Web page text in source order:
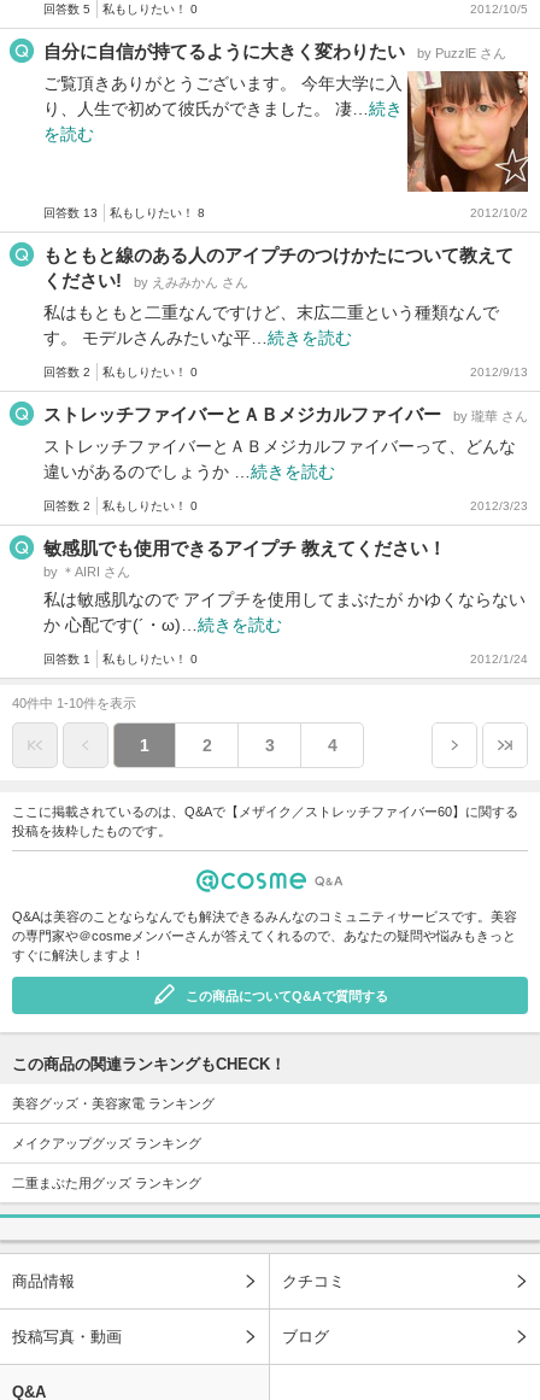
回答数 5 私もしりたい！ 0 2012/10/5
自分に自信が持てるように大きく変わりたい by PuzzlE さん
ご覧頂きありがとうございます。 今年大学に入
り、人生で初めて彼氏ができました。 凄… 続き
を読む
回答数 13 私もしりたい！ 8 2012/10/2
もともと線のある人のアイプチのつけかたについて教えて
ください!
by えみみかん さん
私はもともと二重なんですけど、末広二重という種類なんで
す。 モデルさんみたいな平… 続きを読む
回答数 2 私もしりたい！ 0 2012/9/13
ストレッチファイバーとＡＢメジカルファイバー by 瓏華 さん
ストレッチファイバーとＡＢメジカルファイバーって、どんな
違いがあるのでしょうか … 続きを読む
回答数 2 私もしりたい！ 0 2012/3/23
敏感肌でも使用できるアイプチ 教えてください！
by ＊AIRI さん
私は敏感肌なので アイプチを使用してまぶたが かゆくならない
か 心配です(´・ω)… 続きを読む
回答数 1 私もしりたい！ 0 2012/1/24
40件中 1-10件を表示
1 2 3 4
ここに掲載されているのは、Q&Aで【メザイク／ストレッチファイバー60】に関する
投稿を抜粋したものです。
Q&Aは美容のことならなんでも解決できるみんなのコミュニティサービスです。美容
の専門家や＠cosmeメンバーさんが答えてくれるので、あなたの疑問や悩みもきっと
すぐに解決しますよ！
この商品についてQ&Aで質問する
この商品の関連ランキングもCHECK！
美容グッズ・美容家電 ランキング
メイクアップグッズ ランキング
二重まぶた用グッズ ランキング
商品情報 クチコミ
投稿写真・動画 ブログ
Q&A